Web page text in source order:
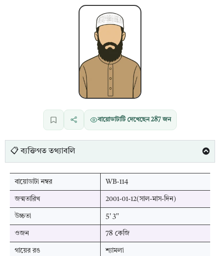
বায়োডাটাটি দেখেছেন287জন
📋 ব্যক্তিগত তথ্যাবলি
বায়োডাটা নম্বর WB-114
জন্মতারিখ 2001-01-12(সাল-মাস-দিন)
উচ্চতা 5' 3''
ওজন 78 কেজি
গায়ের রঙ শ্যামলা